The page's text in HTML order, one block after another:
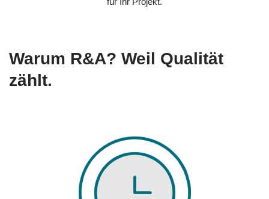
Warum R&A? Weil Qualität
zählt.